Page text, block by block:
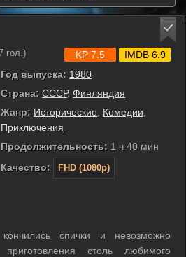
гол.)
Год выпуска: 1980
Страна: СССР, Финляндия
Жанр: Исторические Комедии
Приключения
Продолжительность: 1 ч 40 мин
Качество:
FHD (1080p)
KP 7.5 IMDB 6.9
спички и невозможно
столь любимого